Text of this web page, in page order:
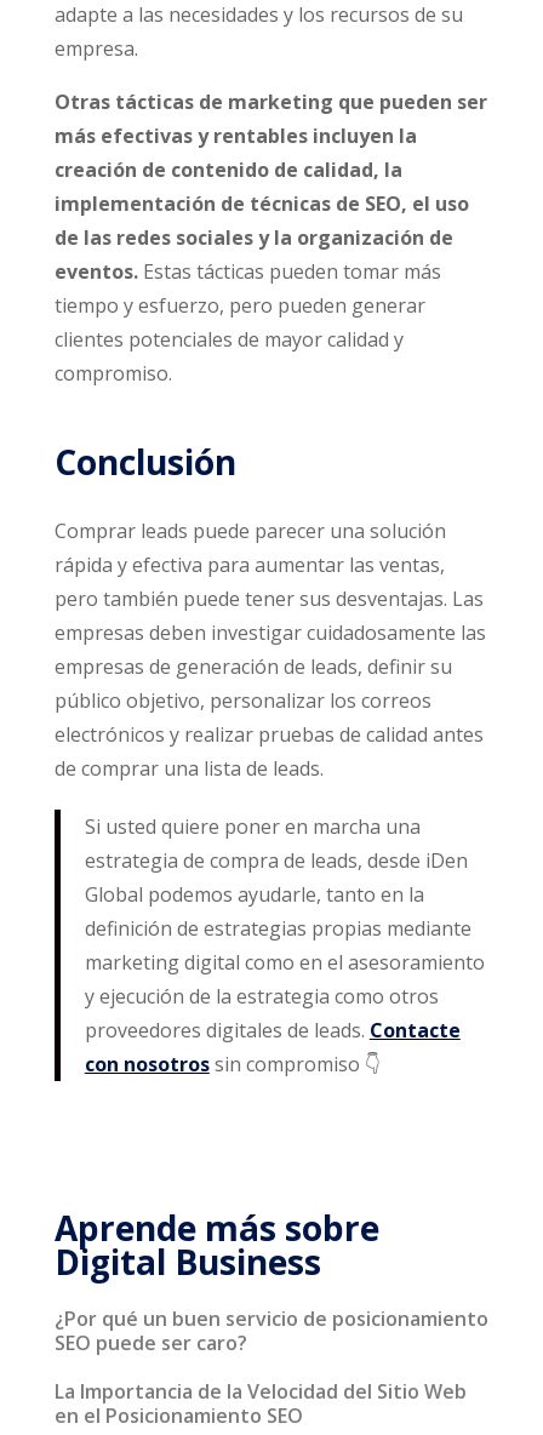
adapte a las necesidades y los recursos de su
empresa.
Otras tácticas de marketing que pueden ser
más efectivas y rentables incluyen la
creación de contenido de calidad, la
implementación de técnicas de SEO, el uso
de las redes sociales y la organización de
eventos.Estas tácticas pueden tomar más
tiempo y esfuerzo, pero pueden generar
clientes potenciales de mayor calidad y
compromiso.
Conclusión
Comprar leads puede parecer una solución
rápida y efectiva para aumentar las ventas,
pero también puede tener sus desventajas. Las
empresas deben investigar cuidadosamente las
empresas de generación de leads, definir su
público objetivo, personalizar los correos
electrónicos y realizar pruebas de calidad antes
de comprar una lista de leads.
Si usted quiere poner en marcha una
estrategia de compra de leads, desde iDen
Global podemos ayudarle, tanto en la
definición de estrategias propias mediante
marketing digital como en el asesoramiento
y ejecución de la estrategia como otros
proveedores digitales de leads. Contacte
con nosotrossin compromiso 👇
Aprende más sobre
Digital Business
¿Por qué un buen servicio de posicionamiento
SEO puede ser caro?
La Importancia de la Velocidad del Sitio Web
en el Posicionamiento SEO